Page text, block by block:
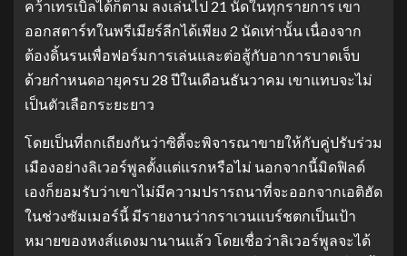
คว้าเทรเบิลได้ก็ตาม ลงเล่นไป 21 นัดในทุกรายการ เขา
ออกสตาร์ทในพรีเมียร์ลีกได้เพียง 2 นัดเท่านั้น เนื่องจาก
ต้องดิ้นรนเพื่อฟอร์มการเล่นและต่อสู้กับอาการบาดเจ็บ
ด้วยกำหนดอายุครบ 28 ปีในเดือนธันวาคม เขาแทบจะไม่
เป็นตัวเลือกระยะยาว
โดยเป็นที่ถกเถียงกันว่าซิตี้จะพิจารณาขายให้กับคู่ปรับร่วม
เมืองอย่างลิเวอร์พูลตั้งแต่แรกหรือไม่ นอกจากนี้มิดฟิลด์
เองก็ยอมรับว่าเขาไม่มีความปรารถนาที่จะออกจากเอติฮัด
ในช่วงซัมเมอร์นี้ มีรายงานว่ากราเวนแบร์ชตกเป็นเป้า
หมายของหงส์แดงมานานแล้ว โดยเชื่อว่าลิเวอร์พูลจะได้